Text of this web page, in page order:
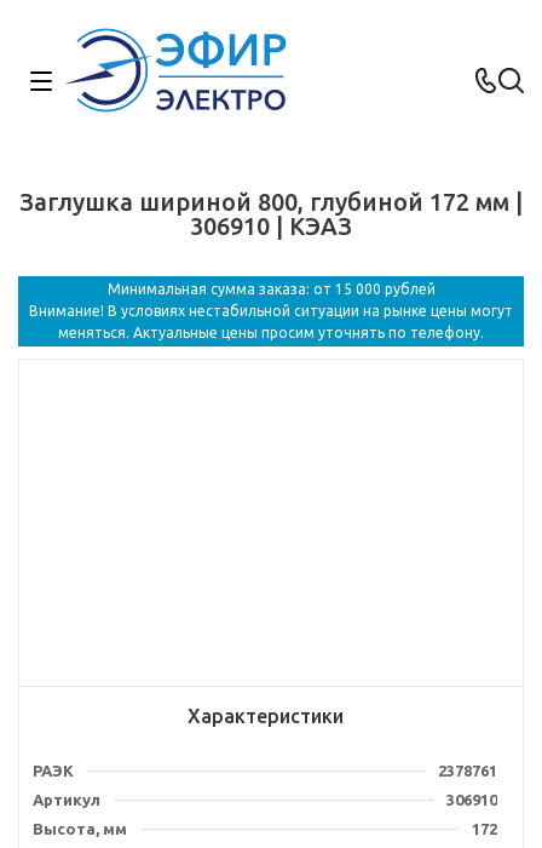
Заглушка шириной 800, глубиной 172 мм |
306910 | КЭАЗ
Минимальная сумма заказа: от 15 000 рублей
Внимание! В условиях нестабильной ситуации на рынке цены могут
меняться. Актуальные цены просим уточнять по телефону.
Характеристики
РАЭК
2378761
Артикул
306910
Высота, мм
172